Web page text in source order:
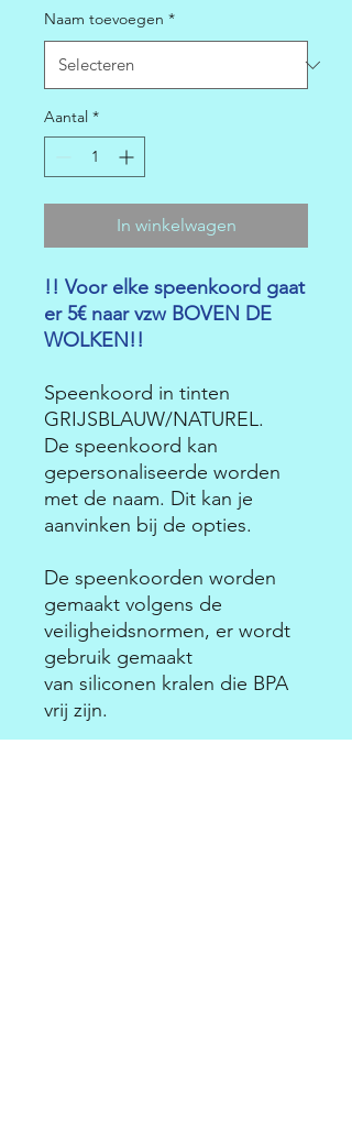
Naam toevoegen *
Aantal *
In winkelwagen
!! Voor elke speenkoord gaat
er 5€ naar vzw BOVEN DE
WOLKEN!!
Speenkoord in tinten
GRIJSBLAUW/NATUREL.
De speenkoord kan
gepersonaliseerde worden
met de naam. Dit kan je
aanvinken bij de opties.
De speenkoorden worden
gemaakt volgens de
veiligheidsnormen, er wordt
gebruik gemaakt
van siliconen kralen die BPA
vrij zijn.